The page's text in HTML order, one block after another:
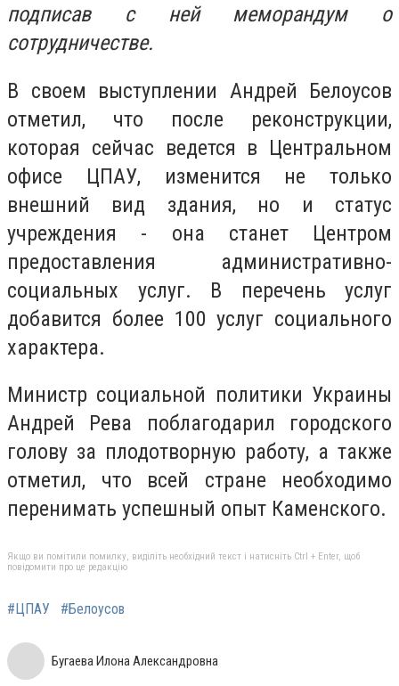
подписав с ней меморандум о
сотрудничестве.
В своем выступлении Андрей Белоусов
отметил, что после реконструкции,
которая сейчас ведется в Центральном
офисе ЦПАУ, изменится не только
внешний вид здания, но и статус
учреждения - она ​​станет Центром
предоставления административно-
социальных услуг. В перечень услуг
добавится более 100 услуг социального
характера.
Министр социальной политики Украины
Андрей Рева поблагодарил городского
голову за плодотворную работу, а также
отметил, что всей стране необходимо
перенимать успешный опыт Каменского.
Якщо ви помітили помилку, виділіть необхідний текст і натисніть Ctrl + Enter, щоб
повідомити про це редакцію
#ЦПАУ #Белоусов
Бугаева Илона Александровна